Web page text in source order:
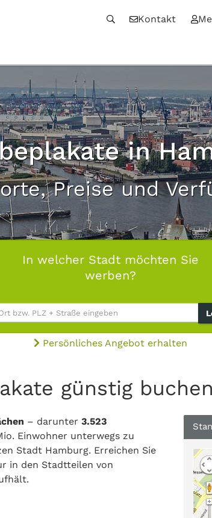
Kontakt
in
Preise und
In welcher Stadt möchten Sie
werben?
Persönliches Angebot erhalten
günstig buchen
– darunter 3.523
Einwohner unterwegs zu
Stadt Hamburg. Erreichen Sie
in den Stadtteilen von